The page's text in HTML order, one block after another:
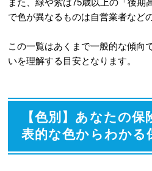
8
色よりも確実！保
8-1 保険証に記載の
9
2024年12月以降、
で色の違いはなくなる？
また、緑や紫は75歳以上の「後期
で色が異なるものは自営業者など
この一覧はあくまで一般的な傾向
いを理解する目安となります。
【色別】あなたの
表的な色からわかる